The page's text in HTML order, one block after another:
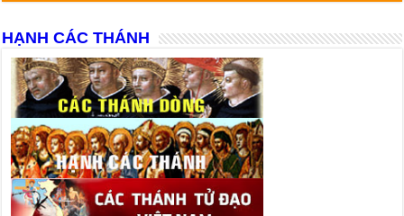
HẠNH CÁC THÁNH